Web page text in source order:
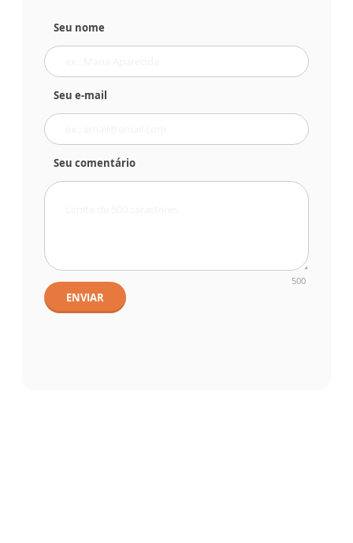
Seu nome
Seu e-mail
Seu comentário
500
ENVIAR